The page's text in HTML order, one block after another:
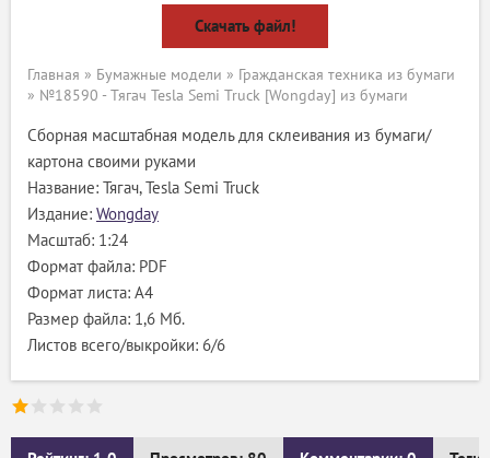
Скачать файл!
Главная » Бумажные модели » Гражданская техника из бумаги
» №18590 - Тягач Tesla Semi Truck [Wongday] из бумаги
Сборная масштабная модель для склеивания из бумаги/
картона своими руками
Название: Тягач, Tesla Semi Truck
Издание: Wongday
Масштаб: 1:24
Формат файла: PDF
Формат листа: А4
Размер файла: 1,6 Мб.
Листов всего/выкройки: 6/6